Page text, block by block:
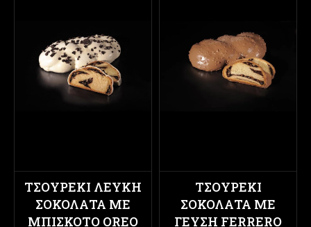
ΤΣΟΥΡΈΚΙ ΛΕΥΚΉ
ΣΟΚΟΛΆΤΑ ΜΕ
ΜΠΙΣΚΌΤΟ OREO
ΤΣΟΥΡΈΚΙ
ΣΟΚΟΛΆΤΑ ΜΕ
ΓΕΎΣΗ FERRERO